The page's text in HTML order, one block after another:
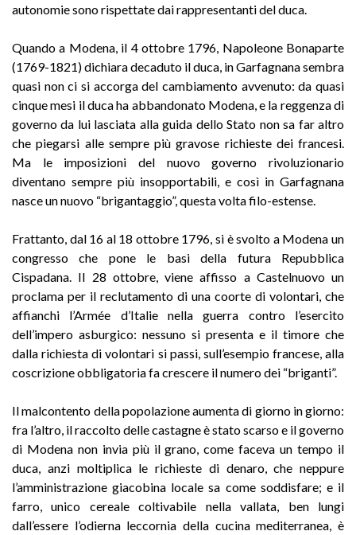
autonomie sono rispettate dai rappresentanti del duca
Quando a Modena, il 4 ottobre 1796, Napoleone Bonaparte
(1769-1821) dichiara decaduto il duca, in Garfagnana sembra
quasi non ci si accorga del cambiamento avvenuto: da quasi
cinque mesi il duca ha abbandonato Modena, e la reggenza di
governo da lui lasciata alla guida dello Stato non sa far altro
che piegarsi alle sempre più gravose richieste dei francesi.
Ma le imposizioni del nuovo governo rivoluzionario
diventano sempre più insopportabili, e così in Garfagnana
nasce un nuovo “brigantaggio”, questa volta filo-estense
Frattanto, dal 16 al 18 ottobre 1796, si è svolto a Modena un
congresso che pone le basi della futura Repubblica
Cispadana. Il 28 ottobre, viene affisso a Castelnuovo un
proclama per il reclutamento di una coorte di volontari, che
affianchi l’Armée d’Italie nella guerra contro l’esercito
dell’impero asburgico: nessuno si presenta e il timore che
dalla richiesta di volontari si passi, sull’esempio francese, alla
coscrizione obbligatoria fa crescere il numero dei “briganti”.
Il malcontento della popolazione aumenta di giorno in giorno:
fra l’altro, il raccolto delle castagne è stato scarso e il governo
di Modena non invia più il grano, come faceva un tempo il
duca, anzi moltiplica le richieste di denaro, che neppure
l’amministrazione giacobina locale sa come soddisfare; e il
farro, unico cereale coltivabile nella vallata, ben lungi
dall’essere l’odierna leccornia della cucina mediterranea, è